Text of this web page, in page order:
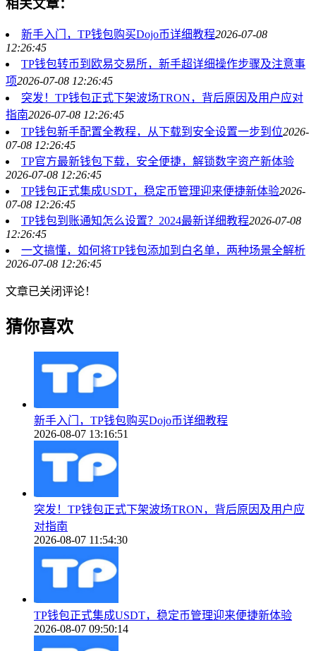
相关文章：
新手入门，TP钱包购买Dojo币详细教程2026-07-08
12:26:45
TP钱包转币到欧易交易所，新手超详细操作步骤及注意事
项2026-07-08 12:26:45
突发！TP钱包正式下架波场TRON，背后原因及用户应对
指南2026-07-08 12:26:45
TP钱包新手配置全教程，从下载到安全设置一步到位2026-
07-08 12:26:45
TP官方最新钱包下载，安全便捷，解锁数字资产新体验
2026-07-08 12:26:45
TP钱包正式集成USDT，稳定币管理迎来便捷新体验2026-
07-08 12:26:45
TP钱包到账通知怎么设置？2024最新详细教程2026-07-08
12:26:45
一文搞懂，如何将TP钱包添加到白名单，两种场景全解析
2026-07-08 12:26:45
文章已关闭评论！
猜你喜欢
新手入门，TP钱包购买Dojo币详细教程
2026-08-07 13:16:51
突发！TP钱包正式下架波场TRON，背后原因及用户应
对指南
2026-08-07 11:54:30
TP钱包正式集成USDT，稳定币管理迎来便捷新体验
2026-08-07 09:50:14